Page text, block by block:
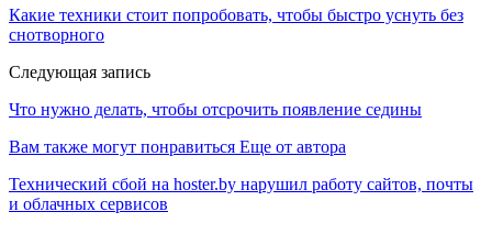
Какие техники стоит попробовать, чтобы быстро уснуть без
снотворного
Следующая запись
Что нужно делать, чтобы отсрочить появление седины
Вам также могут понравиться Еще от автора
Технический сбой на hoster.by нарушил работу сайтов, почты
и облачных сервисов